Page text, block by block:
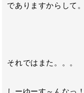
でありますからして
それではまた。。。